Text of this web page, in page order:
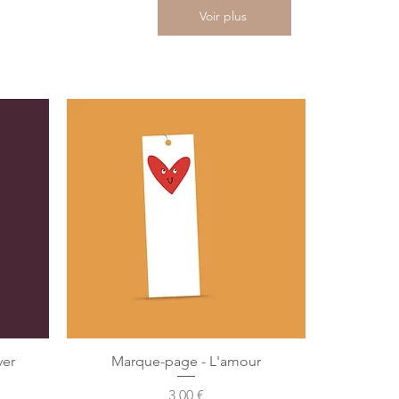
Voir plus
Marque-page - L'amour
Preis
3,00 €